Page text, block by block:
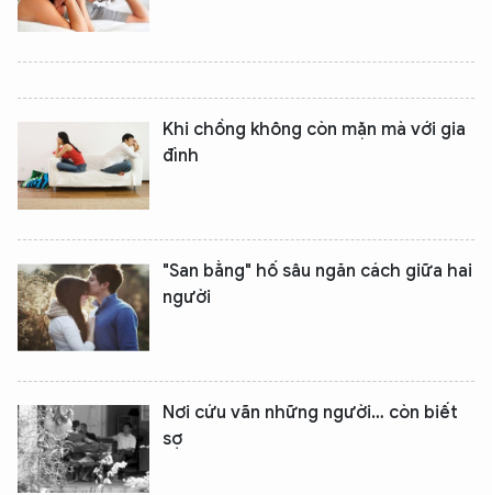
Khi chồng không còn mặn mà với gia
đình
"San bằng" hố sâu ngăn cách giữa hai
người
Nơi cứu vãn những người… còn biết
sợ